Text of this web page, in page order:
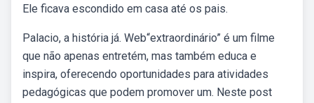
Ele ficava escondido em casa até os pais.
Palacio, a história já. Web“extraordinário” é um filme
que não apenas entretém, mas também educa e
inspira, oferecendo oportunidades para atividades
pedagógicas que podem promover um. Neste post